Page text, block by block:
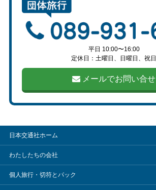
平日 10:00〜16:00
定休日：土曜日、日曜日、祝日
メールでお問い合せ
日本交通社ホーム
わたしたちの会社
個人旅行・切符とパック